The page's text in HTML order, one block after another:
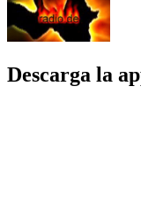
Descarga la